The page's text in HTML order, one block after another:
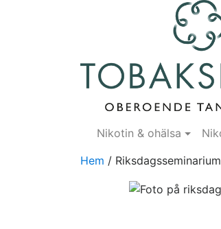
Nikotin & ohälsa
Hem /